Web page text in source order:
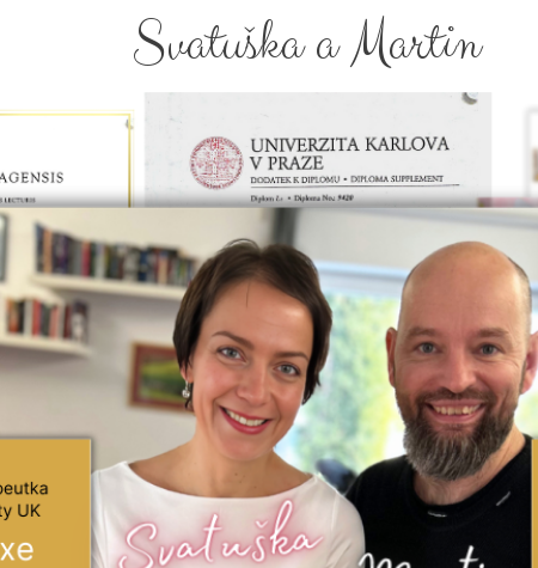
Svatuška a Martin